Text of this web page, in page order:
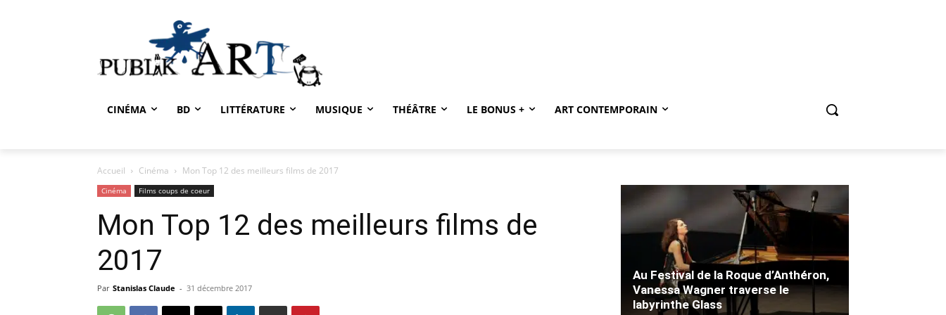
CINÉMA BD LITTÉRATURE MUSIQUE THÉÂTRE LE BONUS + ART CONTEMPORAIN
Accueil Cinéma Mon Top 12 des meilleurs films de 2017
Cinéma Films coups de coeur
Mon Top 12 des meilleurs films de
2017
Par Stanislas Claude - 31 décembre 2017
Au Festival de la Roque d’Anthéron,
Vanessa Wagner traverse le
labyrinthe Glass